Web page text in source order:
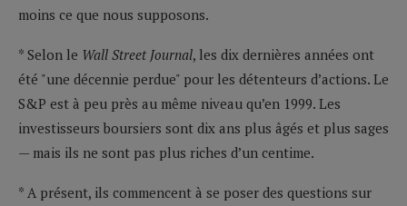
moins ce que nous supposons.
* Selon le Wall Street Journal, les dix dernières années ont
été "une décennie perdue" pour les détenteurs d’actions. Le
S&P est à peu près au même niveau qu’en 1999. Les
investisseurs boursiers sont dix ans plus âgés et plus sages
— mais ils ne sont pas plus riches d’un centime.
* A présent, ils commencent à se poser des questions sur